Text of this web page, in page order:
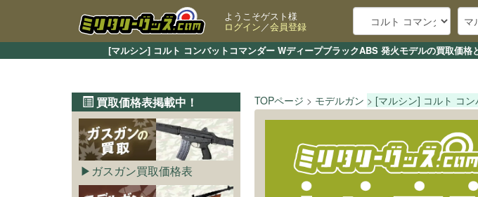
[マルシン] コルト コンバットコマンダー WディープブラックABS 発火モデルの買取価
ようこそゲスト様
ログイン／会員登録
TOPページ モデルガン [マルシン] コルト コ
買取価格表掲載中！
ガスガン買取価格表